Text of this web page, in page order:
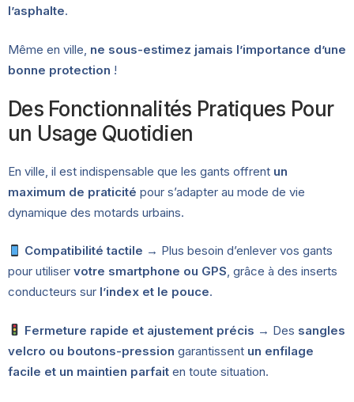
l’asphalte.
Même en ville, ne sous-estimez jamais l’importance d’une
bonne protection !
Des Fonctionnalités Pratiques Pour
un Usage Quotidien
En ville, il est indispensable que les gants offrent un
maximum de praticité pour s’adapter au mode de vie
dynamique des motards urbains.
Compatibilité tactile → Plus besoin d’enlever vos gants
pour utiliser votre smartphone ou GPS, grâce à des inserts
conducteurs sur l’index et le pouce.
Fermeture rapide et ajustement précis → Des sangles
velcro ou boutons-pression garantissent un enfilage
facile et un maintien parfait en toute situation.